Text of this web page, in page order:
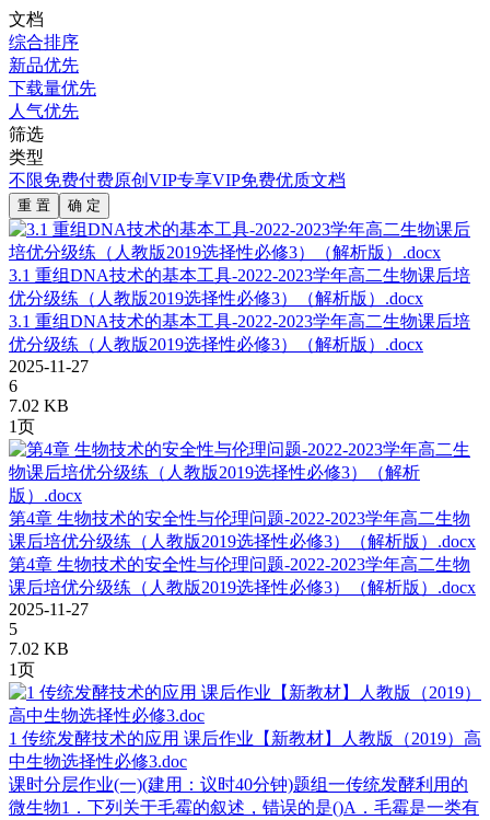
文档
综合排序
新品优先
下载量优先
人气优先
筛选
类型
不限免费付费原创 VIP专享VIP免费优质文档
重 置 确 定
3.1 重组DNA技术的基本工具-2022-2023学年高二生物课后培
优分级练（人教版2019选择性必修3）（解析版）.docx
3.1 重组DNA技术的基本工具-2022-2023学年高二生物课后培
优分级练（人教版2019选择性必修3）（解析版）.docx
2025-11-27
6
7.02 KB
1页
第4章 生物技术的安全性与伦理问题-2022-2023学年高二生物
课后培优分级练（人教版2019选择性必修3）（解析版）.docx
第4章 生物技术的安全性与伦理问题-2022-2023学年高二生物
课后培优分级练（人教版2019选择性必修3）（解析版）.docx
2025-11-27
5
7.02 KB
1页
1 传统发酵技术的应用 课后作业【新教材】人教版（2019）高
中生物选择性必修3.doc
课时分层作业(一)(建用：议时40分钟)题组一传统发酵利用的
微生物1．下列关于毛霉的叙述，错误的是()A．毛霉是一类有